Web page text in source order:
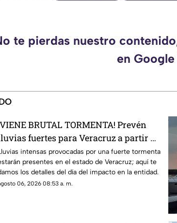
te pierdas nuestro
en
BRUTAL TORMENTA! Prevén
fuertes para Veracruz a partir de
día
intensas provocadas por una fuerte tormenta
presentes en el estado de Veracruz; aquí te
los detalles del día del impacto en la entidad.
06, 2026 08:53 a. m.